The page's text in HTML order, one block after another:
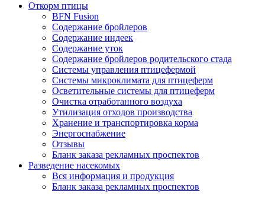
Откорм птицы
BFN Fusion
Содержание бройлеров
Содержание индеек
Содержание уток
Содержание бройлеров родительского стада
Системы управления птицефермой
Системы микроклимата для птицеферм
Осветительные системы для птицеферм
Очистка отработанного воздуха
Утилизация отходов производства
Хранение и транспортировка корма
Энергоснабжение
Отзывы
Бланк заказа рекламных проспектов
Разведение насекомых
Вся информация и продукция
Бланк заказа рекламных проспектов